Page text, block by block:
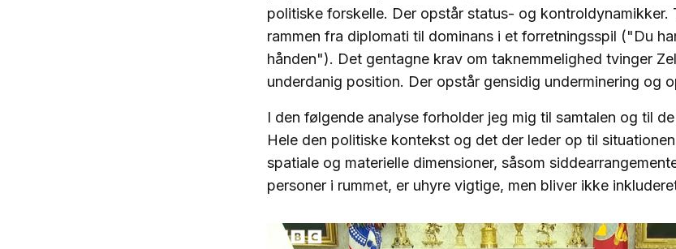
politiske forskelle. Der opstår status- og kontroldynamikker.
rammen fra diplomati til dominans i et forretningsspil ("Du
hånden"). Det gentagne krav om taknemmelighed tvinger
underdanig position. Der opstår gensidig underminering og
I den følgende analyse forholder jeg mig til samtalen og til
Hele den politiske kontekst og det der leder op til
spatiale og materielle dimensioner, såsom
personer i rummet, er uhyre vigtige, men bliver ikke